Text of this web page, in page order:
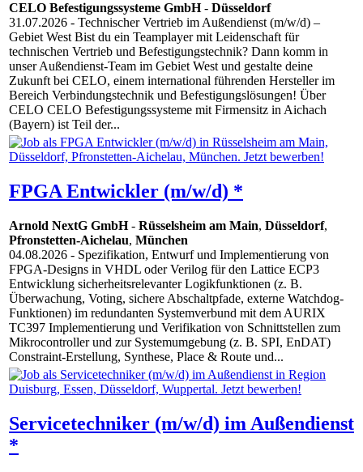
CELO Befestigungssysteme GmbH- Düsseldorf
31.07.2026 - Technischer Vertrieb im Außendienst (m/w/d) –
Gebiet West Bist du ein Teamplayer mit Leidenschaft für
technischen Vertrieb und Befestigungstechnik? Dann komm in
unser Außendienst-Team im Gebiet West und gestalte deine
Zukunft bei CELO, einem international führenden Hersteller im
Bereich Verbindungstechnik und Befestigungslösungen! Über
CELO CELO Befestigungssysteme mit Firmensitz in Aichach
(Bayern) ist Teil der...
FPGA Entwickler (m/w/d) *
Arnold NextG GmbH- Rüsselsheim am Main, Düsseldorf,
Pfronstetten-Aichelau, München
04.08.2026 - Spezifikation, Entwurf und Implementierung von
FPGA-Designs in VHDL oder Verilog für den Lattice ECP3
Entwicklung sicherheitsrelevanter Logikfunktionen (z. B.
Überwachung, Voting, sichere Abschaltpfade, externe Watchdog-
Funktionen) im redundanten Systemverbund mit dem AURIX
TC397 Implementierung und Verifikation von Schnittstellen zum
Mikrocontroller und zur Systemumgebung (z. B. SPI, EnDAT)
Constraint-Erstellung, Synthese, Place & Route und...
Servicetechniker (m/w/d) im Außendienst
*